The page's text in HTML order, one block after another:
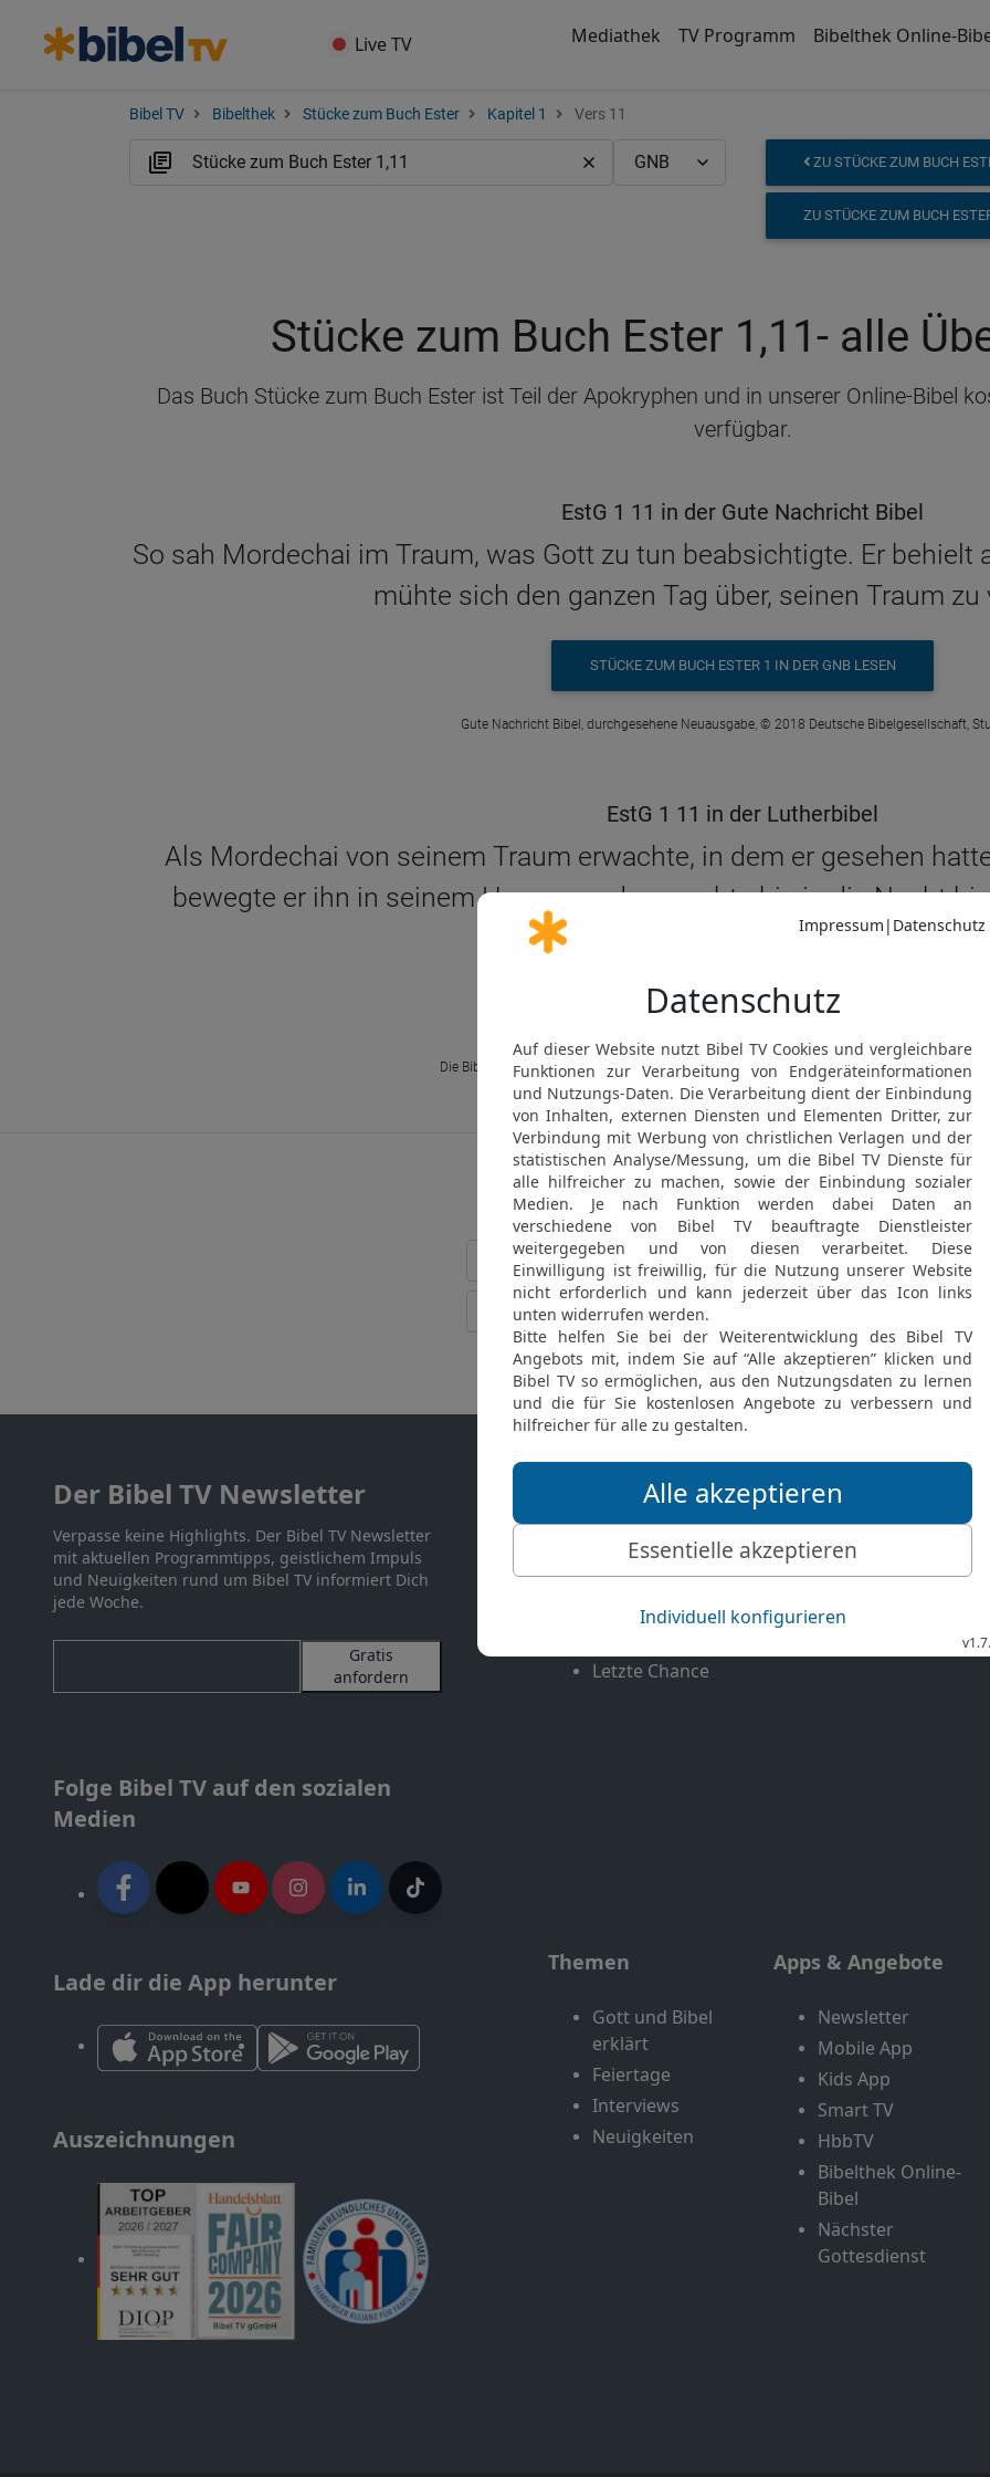
Live TV Mediathek TV Programm Bibelthek Online-
Bibel TV Bibelthek Stücke zum Buch Ester Kapitel 1 Vers 11
ZU STÜCKE ZUM BUCH
ZU STÜCKE ZUM BUCH
Stücke zum Buch Ester 1,11- alle
Das Buch Stücke zum Buch Ester ist Teil der Apokryphen und in unserer Online-Bibel
verfügbar.
EstG 1 11 in der Gute Nachricht Bibel
So sah Mordechai im Traum, was Gott zu tun beabsichtigte. Er behielt
mühte sich den ganzen Tag über, seinen Traum zu
STÜCKE ZUM BUCH ESTER 1 IN DER GNB LESEN
Gute Nachricht Bibel, durchgesehene Neuausgabe, © 2018 Deutsche Bibelgesellschaft,
EstG 1 11 in der Lutherbibel
Als Mordechai von seinem Traum erwachte, in dem er gesehen
bewegte er ihn in seinem Herzen, und versuchte bis in die Nacht
verstehen.
STÜCKE ZUM BUCH ESTER 1 IN DER LUT LESEN
Die Bibel nach Martin Luthers Übersetzung, revidiert 2017, © 2016 Deutsche
Möchtest du uns Feedback geben?
Bewertung der Bibelthek
FEEDBACK SENDEN
Der Bibel TV Newsletter
Verpasse keine Highlights. Der Bibel TV Newsletter
mit aktuellen Programmtipps, geistlichem Impuls
und Neuigkeiten rund um Bibel TV informiert Dich
jede Woche.
Gratis
anfordern
Folge Bibel TV auf den sozialen
Medien
Lade dir die App herunter
Auszeichnungen
Mediathek
Mehr entdecken
Exklusiv
Genres
Letzte Chance
Livestream
Bibel TV
Bibel TV Impuls
EchtJetzt
MeinGottesdienst
Themen
Gott und Bibel
erklärt
Feiertage
Interviews
Neuigkeiten
Apps & Angebote
Newsletter
Mobile App
Kids App
Smart TV
HbbTV
Bibelthek Online-
Bibel
Nächster
Gottesdienst